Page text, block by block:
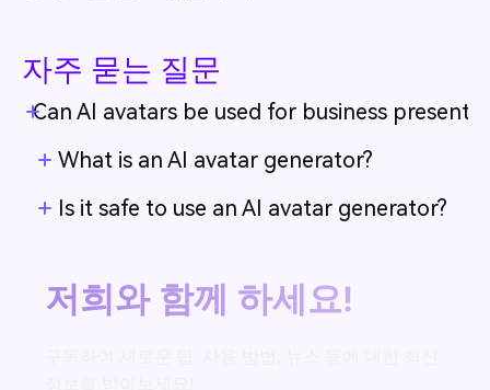
자주 묻는 질문
Can AI avatars be used for business
What is an AI avatar generator?
Is it safe to use an AI avatar generator?
저희와 함께 하세요!